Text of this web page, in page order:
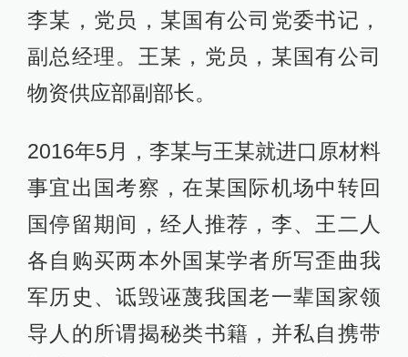
李某，党员，某国有公司党委书记，
副总经理。王某，党员，某国有公司
物资供应部副部长。
2016年5月，李某与王某就进口原材料
事宜出国考察，在某国际机场中转回
国停留期间，经人推荐，李、王二人
各自购买两本外国某学者所写歪曲我
军历史、诋毁诬蔑我国老一辈国家领
导人的所谓揭秘类书籍，并私自携带